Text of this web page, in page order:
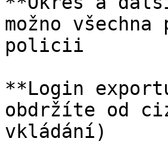
možno
policii
**Login
obdržíte od
vkládání)